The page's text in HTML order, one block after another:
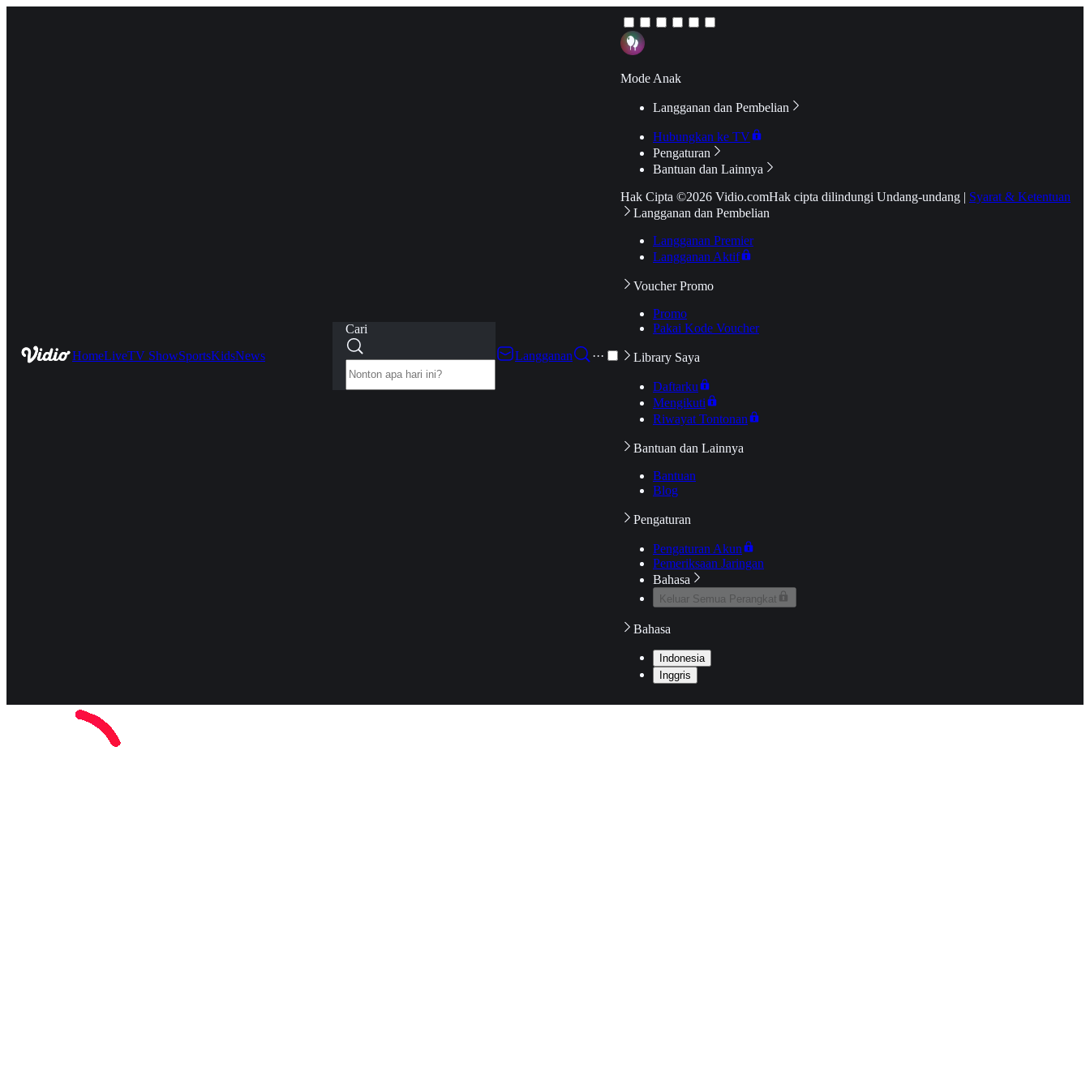
HomeLiveTV ShowSportsKidsNews
Cari
Langganan
···
Mode Anak
Langganan dan Pembelian
Hubungkan ke TV
Pengaturan
Bantuan dan Lainnya
Hak Cipta ©2026 Vidio.comHak cipta dilindungi Undang-undang | Syarat & Ketentuan
Langganan dan Pembelian
Langganan Premier
Langganan Aktif
Voucher Promo
Promo
Pakai Kode Voucher
Library Saya
Daftarku
Mengikuti
Riwayat Tontonan
Bantuan dan Lainnya
Bantuan
Blog
Pengaturan
Pengaturan Akun
Pemeriksaan Jaringan
Bahasa
Keluar Semua Perangkat
Bahasa
Indonesia
Inggris